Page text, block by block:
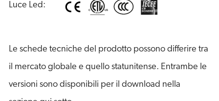
Luce Led:
Le schede tecniche del prodotto possono differire tra
il mercato globale e quello statunitense. Entrambe le
versioni sono disponibili per il download nella